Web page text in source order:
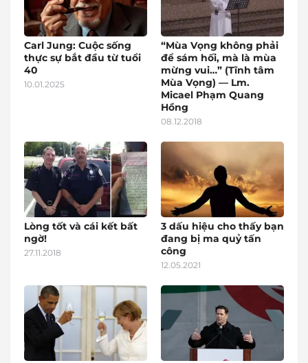
Carl Jung: Cuộc sống
thực sự bắt đầu từ tuổi
40
10.01.2025
“Mùa Vọng không phải
để sám hối, mà là mùa
mừng vui…” (Tĩnh tâm
Mùa Vọng) — Lm.
Micael Phạm Quang
Hồng
08.12.2018
Lòng tốt và cái kết bất
ngờ!
27.11.2018
3 dấu hiệu cho thấy bạn
đang bị ma quỷ tấn
công
12.05.2021